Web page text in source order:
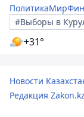
ПолитикаМир
#Выборы в
+31°
Новости
Редакция Zakon.kz